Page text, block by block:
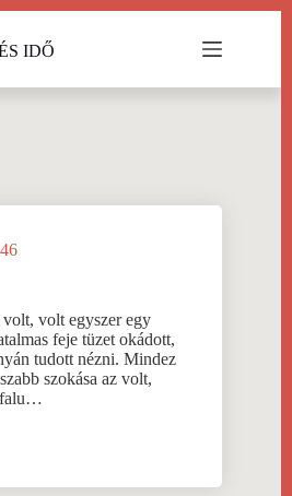
IDŐ
volt egyszer egy
feje tüzet okádott,
tudott nézni. Mindez
szokása az volt,
falu…